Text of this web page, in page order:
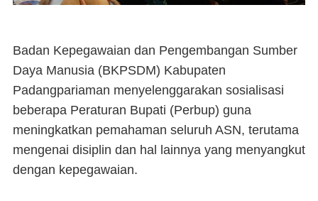
Badan Kepegawaian dan Pengembangan Sumber
Daya Manusia (BKPSDM) Kabupaten
Padangpariaman menyelenggarakan sosialisasi
beberapa Peraturan Bupati (Perbup) guna
meningkatkan pemahaman seluruh ASN, terutama
mengenai disiplin dan hal lainnya yang menyangkut
dengan kepegawaian.